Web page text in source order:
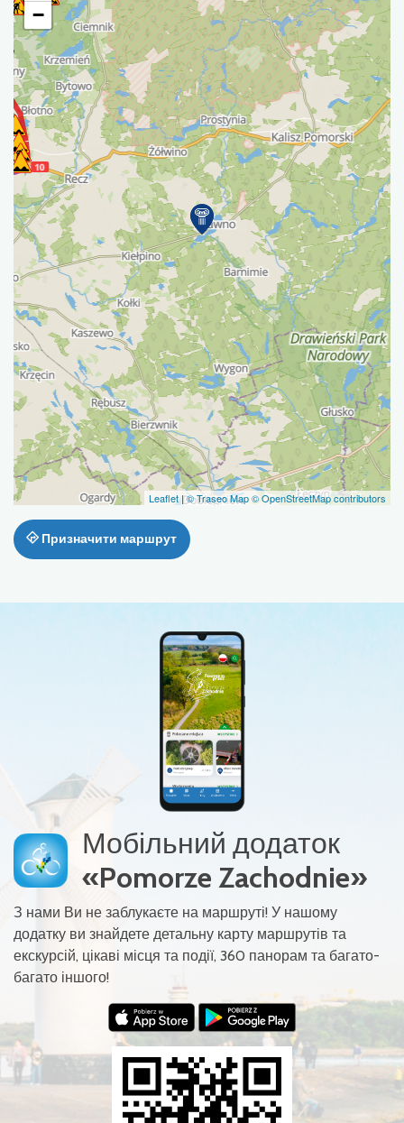
−
Leaflet |© Traseo Map© OpenStreetMap contributors
Призначити маршрут
Мобільний додаток
«Pomorze Zachodnie»
З нами Ви не заблукаєте на маршруті! У нашому
додатку ви знайдете детальну карту маршрутів та
екскурсій, цікаві місця та події, 360 панорам та багато-
багато іншого!